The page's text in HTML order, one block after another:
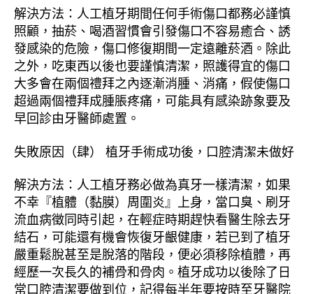
解決方法：人工植牙期間任何手術傷口都務必謹慎
照顧，抽菸、喝酒習慣會引發傷口不容易癒合、誘
發感染的危險，傷口修復期間一定遠離菸酒。除此
之外，吃東西以後也要謹慎清潔，照護得宜的傷口
大多會在兩個禮拜之內逐漸消腫、消痛，假使傷口
超過兩個禮拜成腫脹疼痛，可能具有感染跡象要及
早回診由牙醫師處置。
失敗原因（肆） 植牙手術成功後，口腔清潔未做好
解決方法：人工植牙務必做為真牙一樣清潔，如果
不幸『植體（黏膜）周圍炎』上身，當口臭、刷牙
流血病徵同時引起，在輕症時期趕快看醫生除去牙
結石，可能還有機會恢復牙齦健康，若已到了植牙
嚴重鬆脫甚至是脫落的階段，便必須移除植體，再
經歷一次長久的補骨和骨肉。植牙成功以後除了日
常口腔清潔要做到位，記得每半年要按時至牙醫院